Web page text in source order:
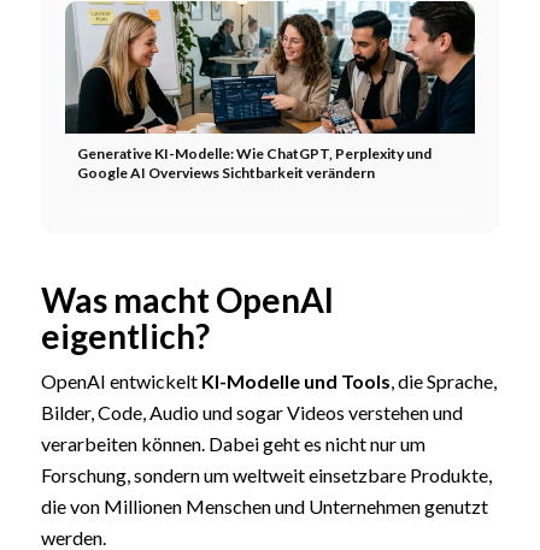
Generative KI-Modelle: Wie ChatGPT, Perplexity und
Google AI Overviews Sichtbarkeit verändern
Was macht OpenAI
eigentlich?
OpenAI entwickelt KI-Modelle und Tools, die Sprache,
Bilder, Code, Audio und sogar Videos verstehen und
verarbeiten können. Dabei geht es nicht nur um
Forschung, sondern um weltweit einsetzbare Produkte,
die von Millionen Menschen und Unternehmen genutzt
werden.